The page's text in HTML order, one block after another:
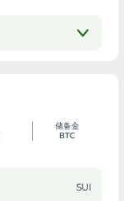
储备金
BTC
SUI